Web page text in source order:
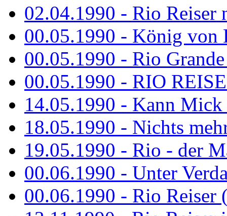
02.04.1990 - Rio
00.05.1990 - König von
00.05.1990 - Rio
00.05.1990 - RIO
14.05.1990 - Kann Mick
18.05.1990 - Nichts
19.05.1990 - Rio - der
00.06.1990 - Unter
00.06.1990 - Rio Reiser